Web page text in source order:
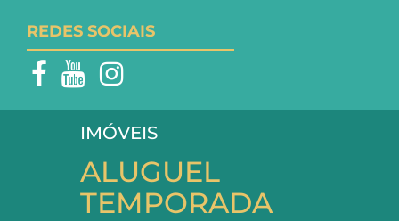
REDES SOCIAIS
IMÓVEIS
ALUGUEL
TEMPORADA